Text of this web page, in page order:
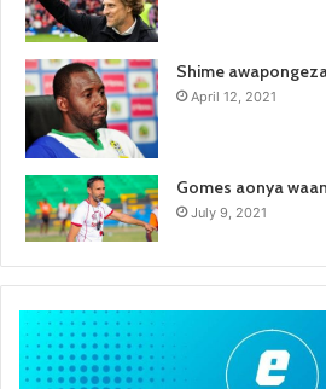
Shime
April 12, 2021
Gomes aonya
July 9, 2021